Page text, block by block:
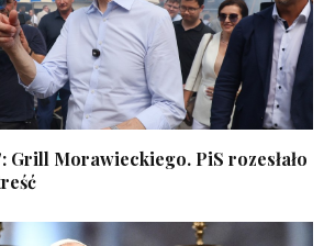
Grill Morawieckiego. PiS rozesłało